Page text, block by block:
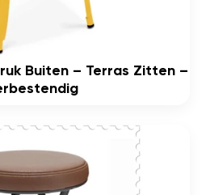
Buiten – Terras Zitten –